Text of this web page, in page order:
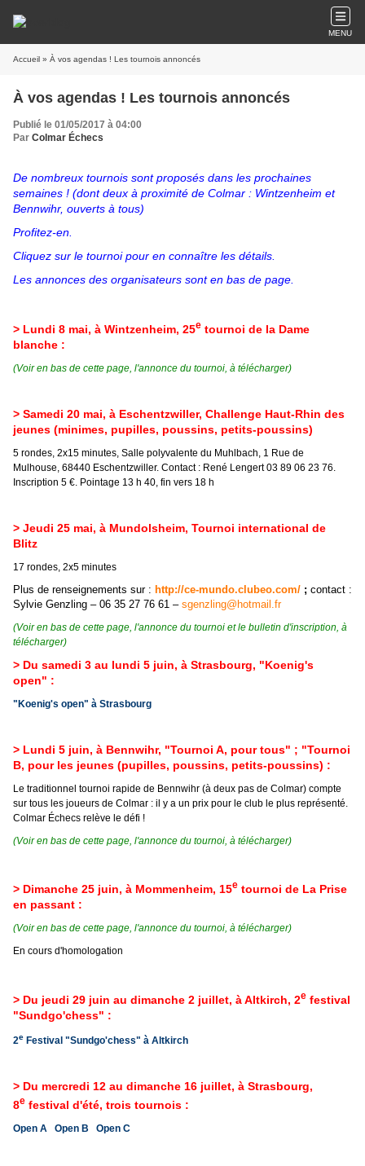
MENU
Accueil » À vos agendas ! Les tournois annoncés
À vos agendas ! Les tournois annoncés
Publié le 01/05/2017 à 04:00
Par Colmar Échecs
De nombreux tournois sont proposés dans les prochaines
semaines ! (dont deux à proximité de Colmar : Wintzenheim et
Bennwihr, ouverts à tous)
Profitez-en.
Cliquez sur le tournoi pour en connaître les détails.
Les annonces des organisateurs sont en bas de page.
> Lundi 8 mai, à Wintzenheim, 25e tournoi de la Dame
blanche :
(Voir en bas de cette page, l'annonce du tournoi, à télécharger)
> Samedi 20 mai, à Eschentzwiller, Challenge Haut-Rhin des
jeunes (minimes, pupilles, poussins, petits-poussins)
5 rondes, 2x15 minutes, Salle polyvalente du Muhlbach, 1 Rue de
Mulhouse, 68440 Eschentzwiller. Contact : René Lengert 03 89 06 23 76.
Inscription 5 €. Pointage 13 h 40, fin vers 18 h
> Jeudi 25 mai, à Mundolsheim, Tournoi international de
Blitz
17 rondes, 2x5 minutes
Plus de renseignements sur : http://ce-mundo.clubeo.com/ ; contact :
Sylvie Genzling – 06 35 27 76 61 – sgenzling@hotmail.fr
(Voir en bas de cette page, l'annonce du tournoi et le bulletin d'inscription, à
télécharger)
> Du samedi 3 au lundi 5 juin, à Strasbourg, "Koenig's
open" :
"Koenig's open" à Strasbourg
> Lundi 5 juin, à Bennwihr, "Tournoi A, pour tous" ; "Tournoi
B, pour les jeunes (pupilles, poussins, petits-poussins) :
Le traditionnel tournoi rapide de Bennwihr (à deux pas de Colmar) compte
sur tous les joueurs de Colmar : il y a un prix pour le club le plus représenté.
Colmar Échecs relève le défi !
(Voir en bas de cette page, l'annonce du tournoi, à télécharger)
> Dimanche 25 juin, à Mommenheim, 15e tournoi de La Prise
en passant :
(Voir en bas de cette page, l'annonce du tournoi, à télécharger)
En cours d'homologation
> Du jeudi 29 juin au dimanche 2 juillet, à Altkirch, 2e festival
"Sundgo'chess" :
2e Festival "Sundgo'chess" à Altkirch
> Du mercredi 12 au dimanche 16 juillet, à Strasbourg,
8e festival d'été, trois tournois :
Open A Open B Open C